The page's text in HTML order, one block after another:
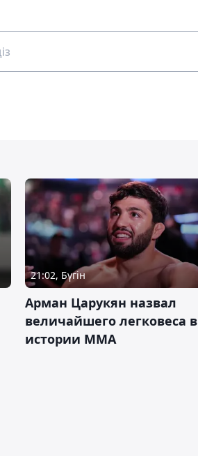
21:02, Бүгін
Арман Царукян назвал
величайшего легковеса в
истории ММА